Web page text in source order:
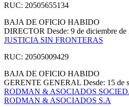
RUC: 20505655134
BAJA DE OFICIO HABIDO
DIRECTOR Desde: 9 de diciembre de
JUSTICIA SIN FRONTERAS
RUC: 20505009429
BAJA DE OFICIO HABIDO
GERENTE GENERAL Desde: 15 de
RODMAN & ASOCIADOS
RODMAN & ASOCIADOS S.A